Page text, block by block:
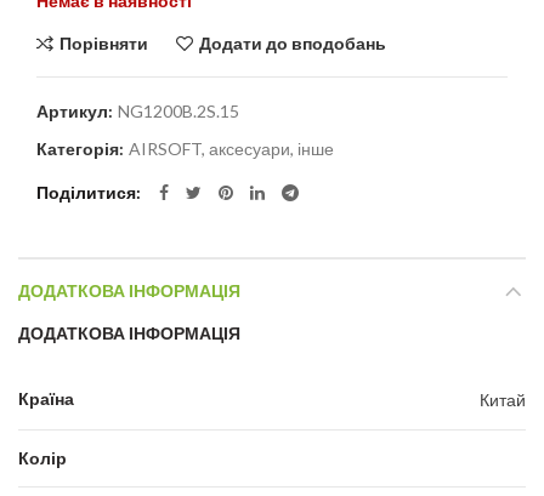
Порівняти Додати до вподобань
Артикул: NG1200B.2S.15
Категорія: AIRSOFT, аксесуари, інше
Поділитися
ДОДАТКОВА ІНФОРМАЦІЯ
ДОДАТКОВА ІНФОРМАЦІЯ
Країна Китай
Колір